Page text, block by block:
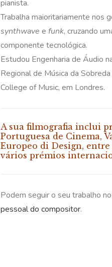
pianista.
Trabalha maioritariamente nos
synthwave e funk, cruzando
componente tecnológica.
Estudou Engenharia de Áudio
Regional de Música da
College of Music, em Londres.
A sua filmografia inclui
Portuguesa de Cinema,
Europeo di Design,
vários prémios
Podem seguir o seu trabalho
pessoal do compositor.